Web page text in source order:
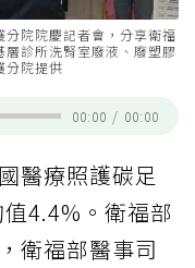
院院慶記者會，分享衛福
診所洗腎室廢液、廢塑膠
分院提供
00:00 / 00:00
醫療照護碳足
4.4%。衛福部
衛福部醫事司